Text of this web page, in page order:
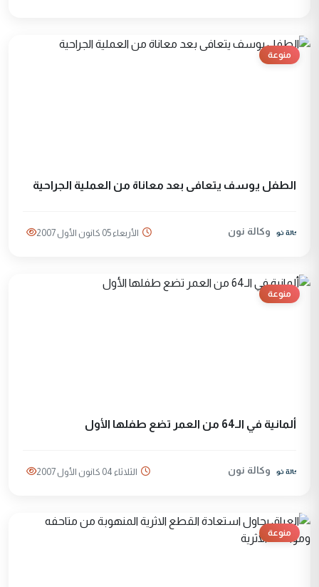
منوعة
الطفل يوسف يتعافى بعد معاناة من العملية الجراحية
وكالة نون الأربعاء 05 كانون الأول 2007
منوعة
ألمانية في الـ64 من العمر تضع طفلها الأول
وكالة نون الثلاثاء 04 كانون الأول 2007
منوعة